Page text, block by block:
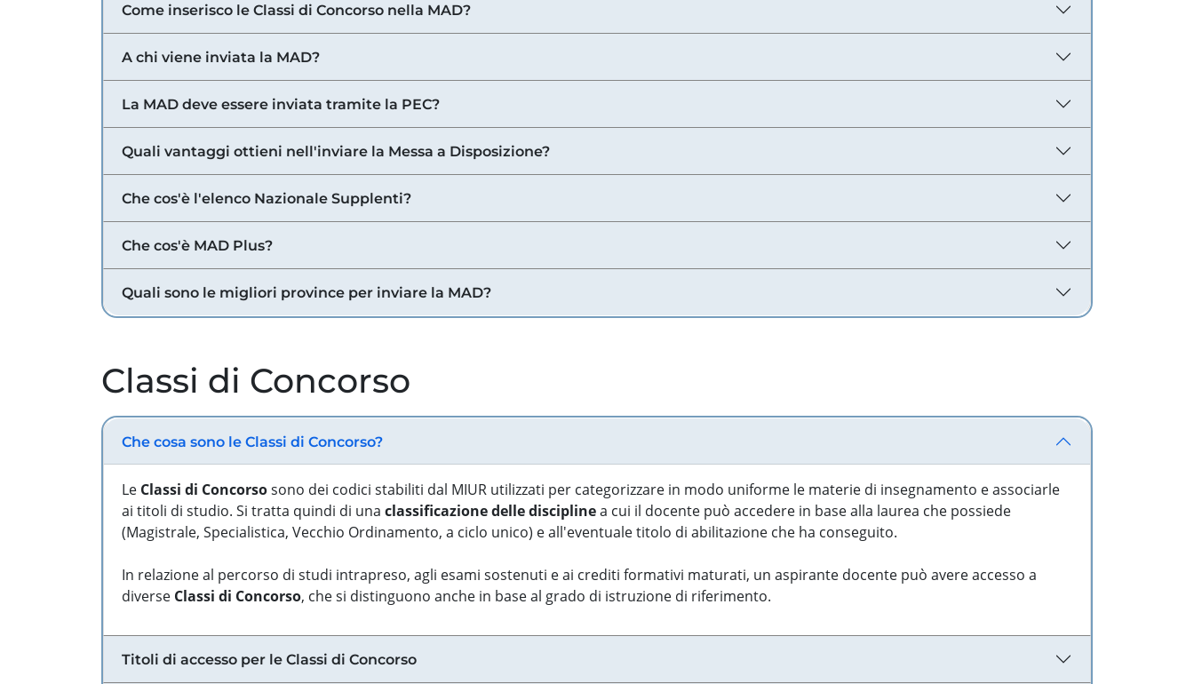
Come inserisco le Classi di Concorso nella MAD?
A chi viene inviata la MAD?
La MAD deve essere inviata tramite la PEC?
Quali vantaggi ottieni nell'inviare la Messa a Disposizione?
Che cos'è l'elenco Nazionale Supplenti?
Che cos'è MAD Plus?
Quali sono le migliori province per inviare la MAD?
Classi di Concorso
Che cosa sono le Classi di Concorso?
Le Classi di Concorsosono dei codici stabiliti dal MIUR utilizzati per categorizzare in modo uniforme le materie di insegnamento e associarle
ai titoli di studio. Si tratta quindi di una classificazione delle disciplinea cui il docente può accedere in base alla laurea che possiede
(Magistrale, Specialistica, Vecchio Ordinamento, a ciclo unico) e all'eventuale titolo di abilitazione che ha conseguito.
In relazione al percorso di studi intrapreso, agli esami sostenuti e ai crediti formativi maturati, un aspirante docente può avere accesso a
diverse Classi di Concorso, che si distinguono anche in base al grado di istruzione di riferimento.
Titoli di accesso per le Classi di Concorso